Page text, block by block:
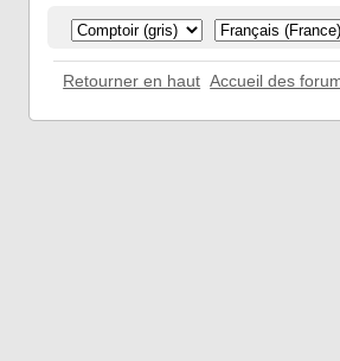
Retourner en haut Accueil des